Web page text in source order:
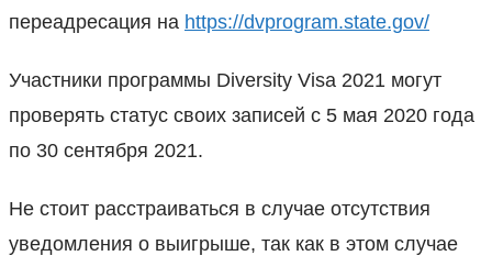
переадресация на https://dvprogram.state.gov/
Участники программы Diversity Visa 2021 могут
проверять статус своих записей с 5 мая 2020 года
по 30 сентября 2021.
Не стоит расстраиваться в случае отсутствия
уведомления о выигрыше, так как в этом случае